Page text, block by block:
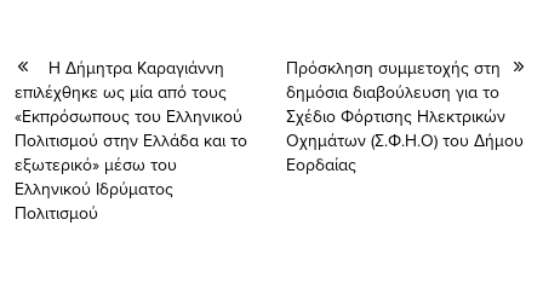
Η Δήμητρα Καραγιάννη
επιλέχθηκε ως μία από τους
«Εκπρόσωπους του Ελληνικού
Πολιτισμού στην Ελλάδα και το
εξωτερικό» μέσω του
Ελληνικού Ιδρύματος
Πολιτισμού
Πρόσκληση συμμετοχής στη
δημόσια διαβούλευση για το
Σχέδιο Φόρτισης Ηλεκτρικών
Οχημάτων (Σ.Φ.Η.Ο) του Δήμου
Εορδαίας